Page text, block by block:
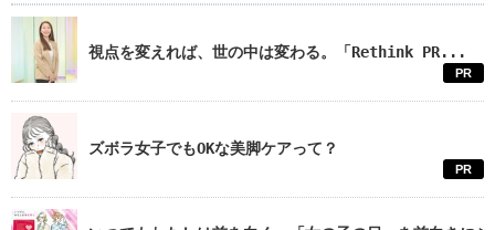
視点を変えれば、世の中は変わる。「Rethink PR...
PR
ズボラ女子でもOKな美脚ケアって？
PR